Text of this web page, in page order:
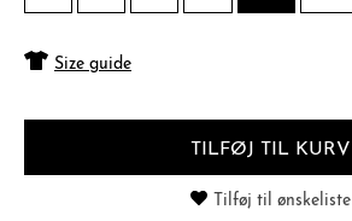
Size guide
TILFØJ TIL KURV
Tilføj til ønskeliste